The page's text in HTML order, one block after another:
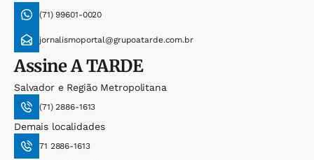
(71) 99601-0020
jornalismoportal@grupoatarde.com.br
AssineA TARDE
Salvador e Região Metropolitana
(71) 2886-1613
Demais localidades
71 2886-1613